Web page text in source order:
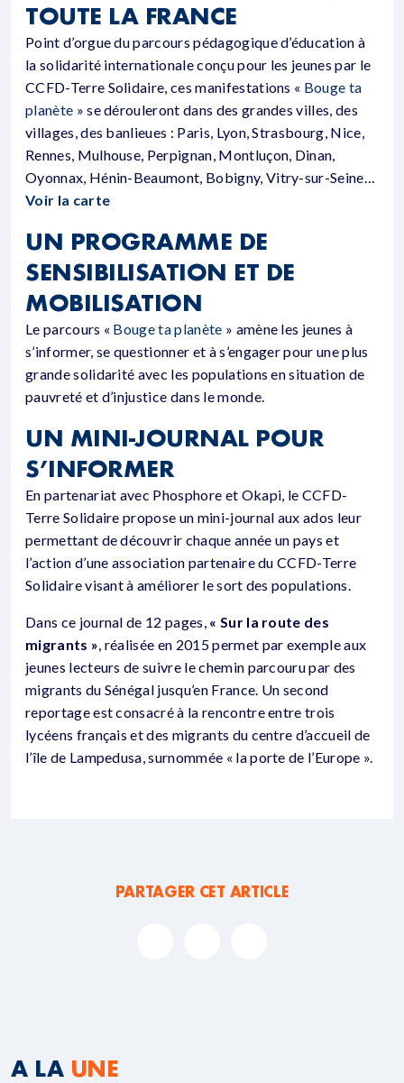
TOUTE LA FRANCE
Point d’orgue du parcours pédagogique d’éducation à
la solidarité internationale conçu pour les jeunes par le
CCFD-Terre Solidaire, ces manifestations « Bouge ta
planète » se dérouleront dans des grandes villes, des
villages, des banlieues : Paris, Lyon, Strasbourg, Nice,
Rennes, Mulhouse, Perpignan, Montluçon, Dinan,
Oyonnax, Hénin-Beaumont, Bobigny, Vitry-sur-Seine…
Voir la carte
UN PROGRAMME DE
SENSIBILISATION ET DE
MOBILISATION
Le parcours « Bouge ta planète » amène les jeunes à
s’informer, se questionner et à s’engager pour une plus
grande solidarité avec les populations en situation de
pauvreté et d’injustice dans le monde.
UN MINI-JOURNAL POUR
S’INFORMER
En partenariat avec Phosphore et Okapi, le CCFD-
Terre Solidaire propose un mini-journal aux ados leur
permettant de découvrir chaque année un pays et
l’action d’une association partenaire du CCFD-Terre
Solidaire visant à améliorer le sort des populations.
Dans ce journal de 12 pages, « Sur la route des
migrants », réalisée en 2015 permet par exemple aux
jeunes lecteurs de suivre le chemin parcouru par des
migrants du Sénégal jusqu’en France. Un second
reportage est consacré à la rencontre entre trois
lycéens français et des migrants du centre d’accueil de
l’île de Lampedusa, surnommée « la porte de l’Europe ».
PARTAGER CET ARTICLE
A LA UNE